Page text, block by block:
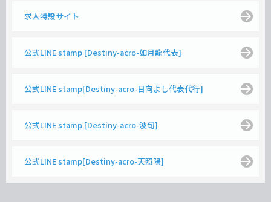
求人特設サイト
公式LINE stamp [Destiny-acro-如月龍代表]
公式LINE stamp[Destiny-acro-日向よし代表代行]
公式LINE stamp [Destiny-acro-波旬]
公式LINE stamp[Destiny-acro-天照陽]